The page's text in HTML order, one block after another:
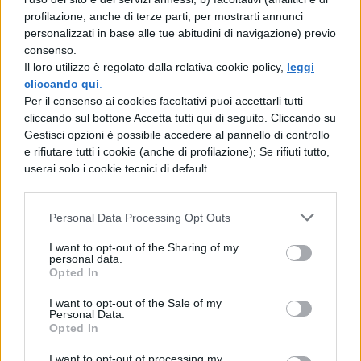
profilazione, anche di terze parti, per mostrarti annunci
personalizzati in base alle tue abitudini di navigazione) previo
consenso.
Il loro utilizzo è regolato dalla relativa cookie policy, leggi
cliccando qui
Per il consenso ai cookies facoltativi puoi accettarli tutti
cliccando sul bottone Accetta tutti qui di seguito. Cliccando su
Gestisci opzioni è possibile accedere al pannello di controllo
e rifiutare tutti i cookie (anche di profilazione); Se rifiuti tutto,
userai solo i cookie tecnici di default.
Personal Data Processing Opt Outs
I want to opt-out of the Sharing of my
personal data.
Opted In
I want to opt-out of the Sale of my
Personal Data.
Opted In
ha altri significati. Un secondo significato si
riferisce ad un comportamento teso
all’inganno e alla falsificazione(alchimia
politica) o in generale ad una serie di
circostanze che portano a risultati
inspiegabili. Un altro significato è quello
(alchimia di colori). Infine, il termine viene
utilizzato anche in riferimento alle
tra due persone.
Sinonimi di Alchimia